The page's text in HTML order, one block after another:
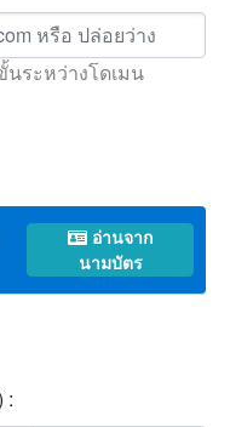
นระหว่างโดเมน
อ่านจาก
นามบัตร
: